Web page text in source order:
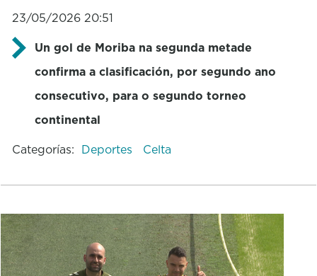
23/05/2026 20:51
Un gol de Moriba na segunda metade
confirma a clasificación, por segundo ano
consecutivo, para o segundo torneo
continental
Categorías: Deportes Celta